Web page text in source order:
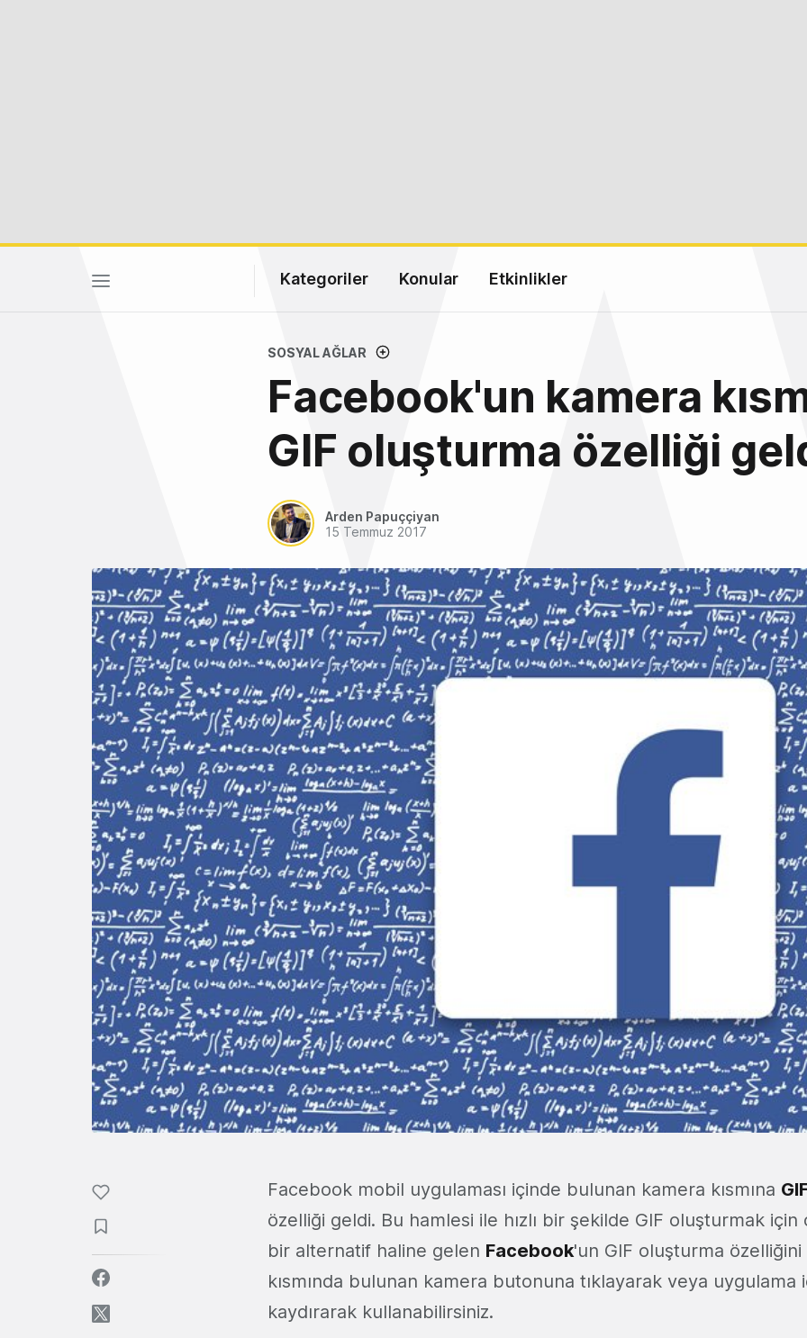
Kategoriler Konular Etkinlikler
SOSYAL AĞLAR
Facebook'un kamera
GIF oluşturma özelliği
Arden Papuççiyan
15 Temmuz 2017
Facebook mobil uygulaması içinde bulunan kamera kısmına
özelliği geldi. Bu hamlesi ile hızlı bir şekilde GIF oluşturmak için
bir alternatif haline gelen Facebook'un GIF oluşturma
kısmında bulunan kamera butonuna tıklayarak veya uygulama
kaydırarak kullanabilirsiniz.